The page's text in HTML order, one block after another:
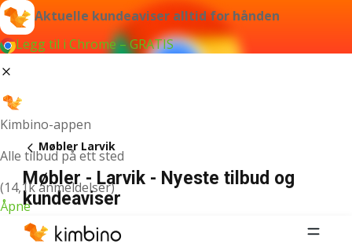
Aktuelle kundeaviser alltid for hånden
Legg til i Chrome – GRATIS
Kimbino-appen
Alle tilbud på ett sted
(14,1k anmeldelser)
Åpne
Møbler Larvik
Møbler - Larvik - Nyeste tilbud og
kundeaviser